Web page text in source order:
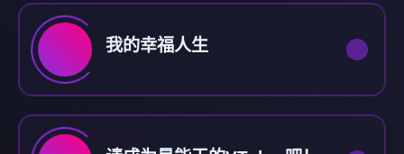
我的幸福人生